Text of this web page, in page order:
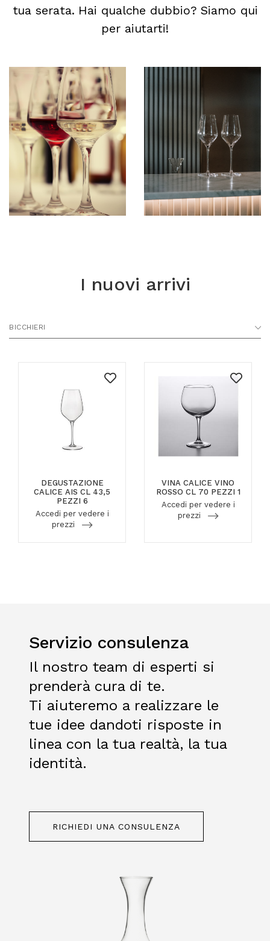
tua serata. Hai qualche dubbio? Siamo qui
per aiutarti!
I nuovi arrivi
BICCHIERI
DEGUSTAZIONE
CALICE AIS CL 43,5
PEZZI 6
Accedi per vedere i
prezzi
VINA CALICE VINO
ROSSO CL 70 PEZZI 1
Accedi per vedere i
prezzi
PEZZI 1
prezzi
ARC BROCCA 1 L
prezzi
Servizio consulenza
Il nostro team di esperti si
prenderà cura di te.
Ti aiuteremo a realizzare le
tue idee dandoti risposte in
linea con la tua realtà, la tua
identità.
RICHIEDI UNA CONSULENZA